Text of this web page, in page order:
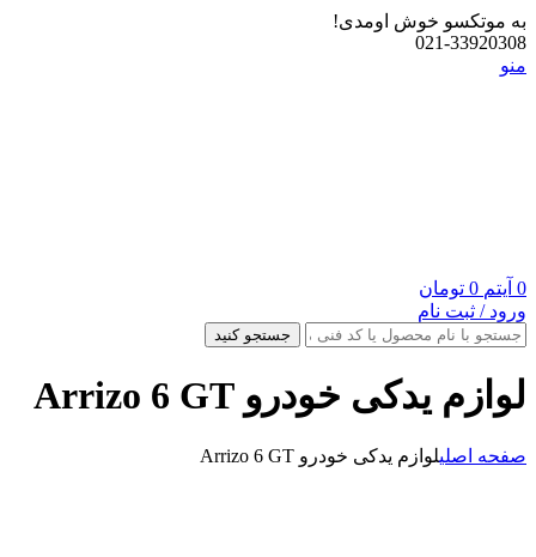
به موتکسو خوش اومدی!
021-33920308
منو
0 آیتم 0 تومان
ورود / ثبت نام
جستجو کنید
لوازم یدکی خودرو Arrizo 6 GT
صفحه اصلیلوازم یدکی خودرو Arrizo 6 GT